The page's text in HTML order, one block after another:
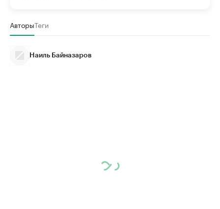
АвторыТеги
Наиль Байназаров